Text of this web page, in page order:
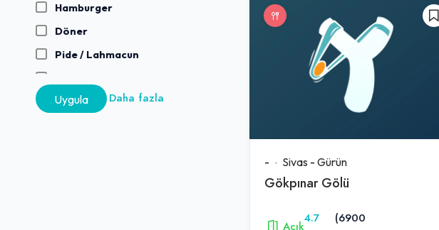
Hamburger
Döner
Pide / Lahmacun
Pizza
Uygula Daha fazla
- Sivas - Gürün
Gökpınar Gölü
Açık
4.7
(6900